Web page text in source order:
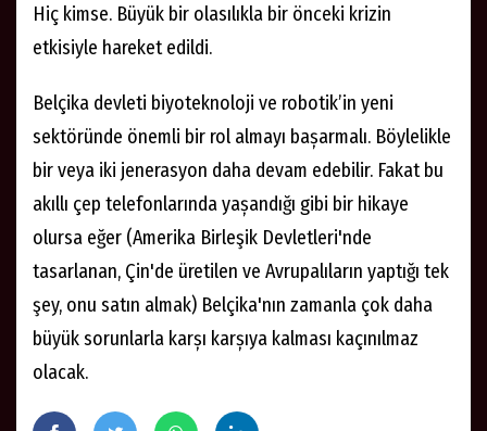
Hiç kimse. Büyük bir olasılıkla bir önceki krizin
etkisiyle hareket edildi.
Belçika devleti biyoteknoloji ve robotik’in yeni
sektöründe önemli bir rol almayı bașarmalı. Böylelikle
bir veya iki jenerasyon daha devam edebilir. Fakat bu
akıllı çep telefonlarında yașandığı gibi bir hikaye
olursa eğer (Amerika Birleşik Devletleri'nde
tasarlanan, Çin'de üretilen ve Avrupalıların yaptığı tek
şey, onu satın almak) Belçika'nın zamanla çok daha
büyük sorunlarla karșı karșıya kalması kaçınılmaz
olacak.